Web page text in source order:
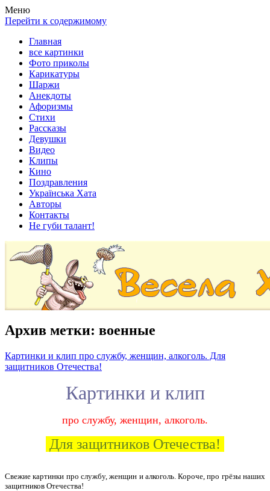
Весела хата — прикольные картинки, смешные истории,
клипы!
Покажем всем ваши фото приколы, карикатуры, шаржи, стихи,
рассказы, видео и песни!
Меню
Перейти к содержимому
Главная
все картинки
Фото приколы
Карикатуры
Шаржи
Анекдоты
Афоризмы
Стихи
Рассказы
Девушки
Видео
Клипы
Кино
Поздравления
Українська Хата
Авторы
Контакты
Не губи талант!
Архив метки: военные
Картинки и клип про службу, женщин, алкоголь. Для
защитников Отечества!
Картинки и клип
про службу, женщин, алкоголь.
Для защитников Отечества!
Свежие картинки про службу, женщин и алкоголь. Короче, про грёзы наших
защитников Отечества!